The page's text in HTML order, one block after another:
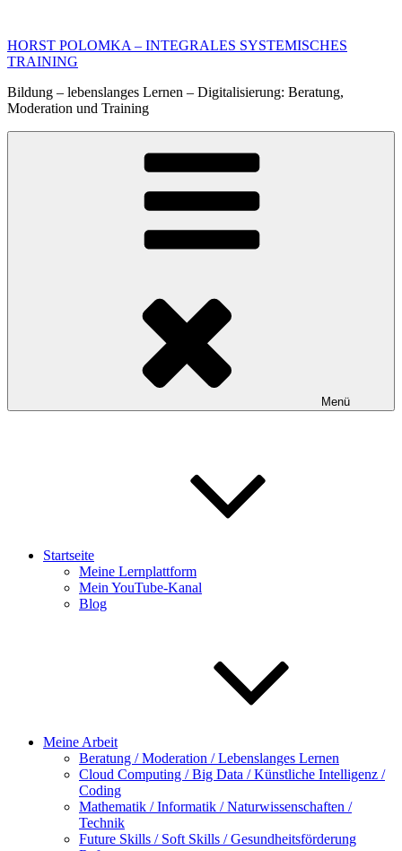
springen
HORST POLOMKA – INTEGRALES SYSTEMISCHES
TRAINING
Bildung – lebenslanges Lernen – Digitalisierung: Beratung,
Moderation und Training
Menü
Startseite
Meine Lernplattform
Mein YouTube-Kanal
Blog
Meine Arbeit
Beratung / Moderation / Lebenslanges Lernen
Cloud Computing / Big Data / Künstliche Intelligenz /
Coding
Mathematik / Informatik / Naturwissenschaften /
Technik
Future Skills / Soft Skills / Gesundheitsförderung